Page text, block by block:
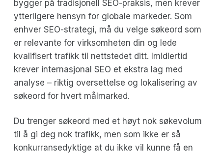
bygger på tradisjonell SEO-praksis, men krever
ytterligere hensyn for globale markeder. Som
enhver SEO-strategi, må du velge søkeord som
er relevante for virksomheten din og lede
kvalifisert trafikk til nettstedet ditt. Imidlertid
krever internasjonal SEO et ekstra lag med
analyse – riktig oversettelse og lokalisering av
søkeord for hvert målmarked.
Du trenger søkeord med et høyt nok søkevolum
til å gi deg nok trafikk, men som ikke er så
konkurransedyktige at du ikke vil kunne få en